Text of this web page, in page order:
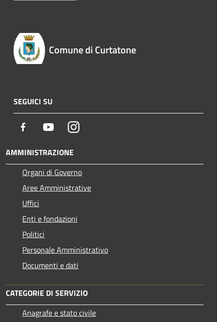
Comune di Curtatone
SEGUICI SU
Facebook YoutubeInstagram
AMMINISTRAZIONE
Organi di Governo
Aree Amministrative
Uffici
Enti e fondazioni
Politici
Personale Amministrativo
Documenti e dati
CATEGORIE DI SERVIZIO
Anagrafe e stato civile